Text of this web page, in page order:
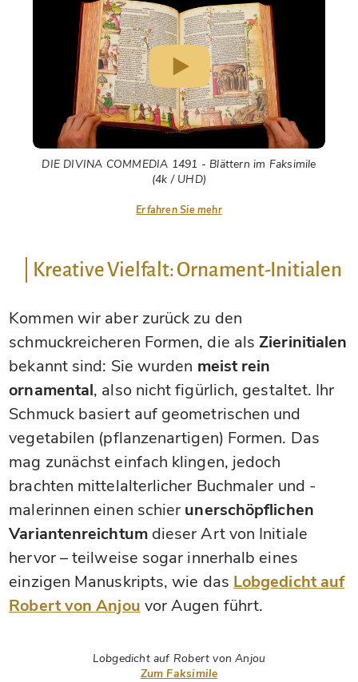
DIE DIVINA COMMEDIA 1491 - Blättern im Faksimile
(4k / UHD)
Erfahren Sie mehr
Kreative Vielfalt: Ornament-Initialen
Kommen wir aber zurück zu den
schmuckreicheren Formen, die als Zierinitialen
bekannt sind: Sie wurden meist rein
ornamental, also nicht figürlich, gestaltet. Ihr
Schmuck basiert auf geometrischen und
vegetabilen (pflanzenartigen) Formen. Das
mag zunächst einfach klingen, jedoch
brachten mittelalterlicher Buchmaler und -
malerinnen einen schier unerschöpflichen
Variantenreichtumdieser Art von Initiale
hervor – teilweise sogar innerhalb eines
einzigen Manuskripts, wie das Lobgedicht auf
Robert von Anjou vor Augen führt.
Lobgedicht auf Robert von Anjou
Zum Faksimile